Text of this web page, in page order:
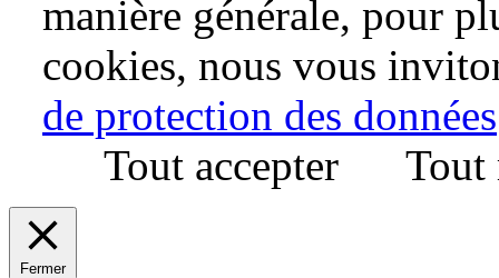
manière générale, pour
cookies, nous vous
de protection des données
Tout accepter
Tout
Fermer